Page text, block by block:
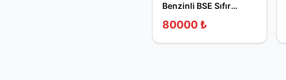
Benzinli BSE Sıfır
80000 ₺